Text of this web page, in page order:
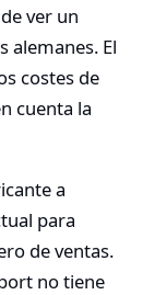
ver un
alemanes. El
costes de
cuenta la
a
para
de ventas.
no tiene